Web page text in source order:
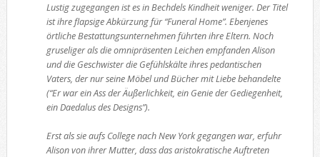
Lustig zugegangen ist es in Bechdels Kindheit weniger. Der Titel
ist ihre flapsige Abkürzung für “Funeral Home”. Ebenjenes
örtliche Bestattungsunternehmen führten ihre Eltern. Noch
gruseliger als die omnipräsenten Leichen empfanden Alison
und die Geschwister die Gefühlskälte ihres pedantischen
Vaters, der nur seine Möbel und Bücher mit Liebe behandelte
(“Er war ein Ass der Äußerlichkeit, ein Genie der Gediegenheit,
ein Daedalus des Designs”).
Erst als sie aufs College nach New York gegangen war, erfuhr
Alison von ihrer Mutter, dass das aristokratische Auftreten